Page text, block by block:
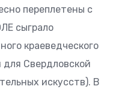
переплетены с
сыграло
краеведческого
Свердловской
искусств). В